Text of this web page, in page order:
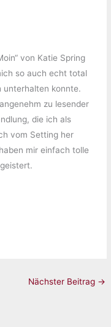
von Katie Spring
so auch echt total
unterhalten konnte.
zu lesender
die ich als
vom Setting her
mir einfach tolle
Nächster Beitrag →